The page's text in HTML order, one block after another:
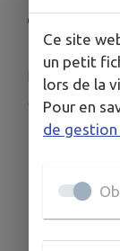
2, Rue des
03 81 61 00
Ce site
un petit
lors de la
Pour en
de